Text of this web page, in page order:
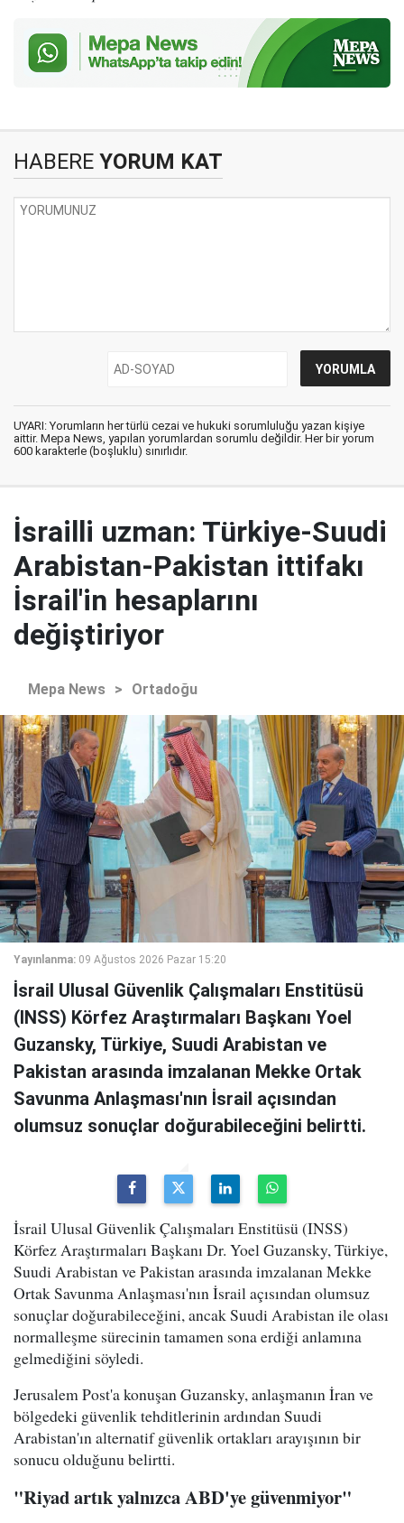
HABERE YORUM KAT
UYARI: Yorumların her türlü cezai ve hukuki sorumluluğu yazan kişiye
aittir. Mepa News, yapılan yorumlardan sorumlu değildir. Her bir yorum
600 karakterle (boşluklu) sınırlıdır.
İsrailli uzman: Türkiye-Suudi
Arabistan-Pakistan ittifakı
İsrail'in hesaplarını
değiştiriyor
Mepa News > Ortadoğu
Yayınlanma: 09 Ağustos 2026 Pazar 15:20
İsrail Ulusal Güvenlik Çalışmaları Enstitüsü
(INSS) Körfez Araştırmaları Başkanı Yoel
Guzansky, Türkiye, Suudi Arabistan ve
Pakistan arasında imzalanan Mekke Ortak
Savunma Anlaşması'nın İsrail açısından
olumsuz sonuçlar doğurabileceğini belirtti.
İsrail Ulusal Güvenlik Çalışmaları Enstitüsü (INSS)
Körfez Araştırmaları Başkanı Dr. Yoel Guzansky, Türkiye,
Suudi Arabistan ve Pakistan arasında imzalanan Mekke
Ortak Savunma Anlaşması'nın İsrail açısından olumsuz
sonuçlar doğurabileceğini, ancak Suudi Arabistan ile olası
normalleşme sürecinin tamamen sona erdiği anlamına
gelmediğini söyledi.
Jerusalem Post'a konuşan Guzansky, anlaşmanın İran ve
bölgedeki güvenlik tehditlerinin ardından Suudi
Arabistan'ın alternatif güvenlik ortakları arayışının bir
sonucu olduğunu belirtti.
"Riyad artık yalnızca ABD'ye güvenmiyor"